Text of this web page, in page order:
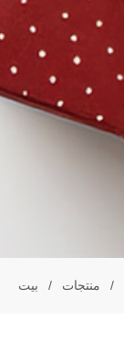
بيت / منتجات /